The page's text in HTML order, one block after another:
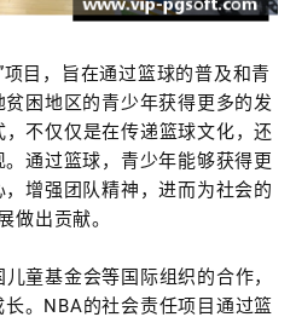
目，旨在通过篮球的普及和青
困地区的青少年获得更多的发
不仅仅是在传递篮球文化，还
通过篮球，青少年能够获得更
增强团队精神，进而为社会的
做出贡献。
童基金会等国际组织的合作，
。NBA的社会责任项目通过篮